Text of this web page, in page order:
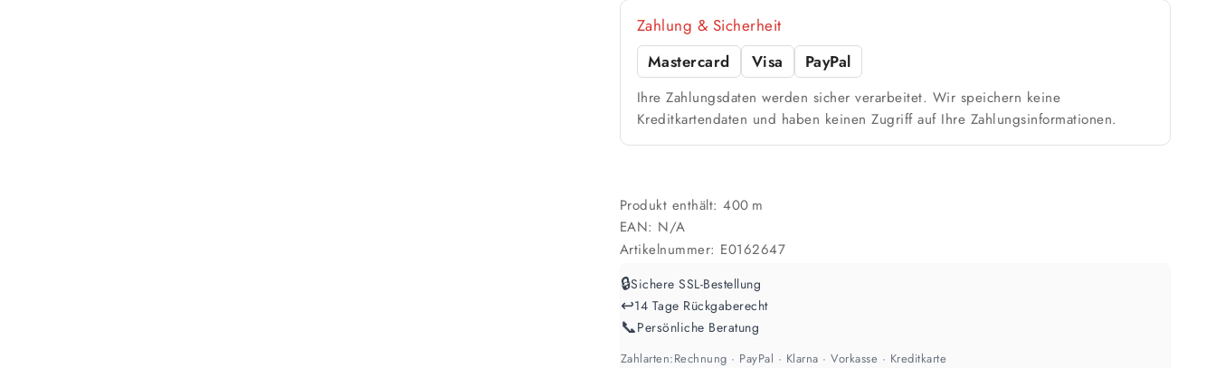
Zahlung & Sicherheit
Mastercard
Visa PayPal
Ihre Zahlungsdaten werden sicher verarbeitet. Wir speichern keine
Kreditkartendaten und haben keinen Zugriff auf Ihre Zahlungsinformationen.
Produkt enthält: 400 m
EAN: N/A
Artikelnummer: E0162647
🔒Sichere SSL-Bestellung
↩️14 Tage Rückgaberecht
📞Persönliche Beratung
Zahlarten:Rechnung · PayPal · Klarna · Vorkasse · Kreditkarte